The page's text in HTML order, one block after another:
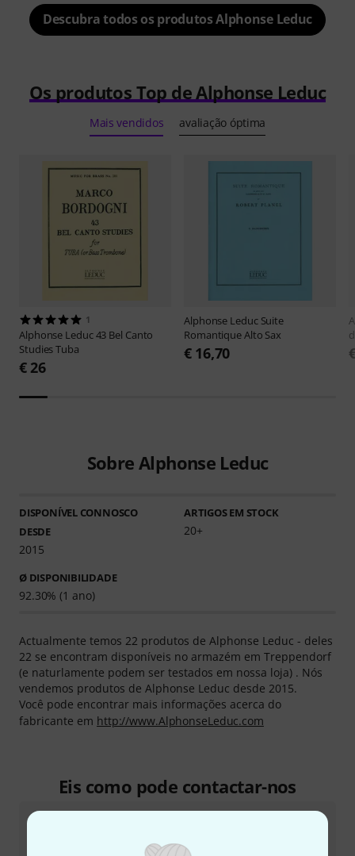
Descubra todos os produtos Alphonse Leduc
Os produtos Top de Alphonse Leduc
Mais vendidos avaliação óptima
1
Alphonse Leduc43 Bel Canto
Studies Tuba
€ 26
Alphonse Leduc Suite
Romantique Alto Sax
€ 16,70
Sobre Alphonse Leduc
DISPONÍVEL CONNOSCO
DESDE
2015
ARTIGOS EM STOCK
20+
Ø DISPONIBILIDADE
92.30% (1 ano)
Actualmente temos 22 produtos de Alphonse Leduc - deles
22 se encontram disponíveis no armazém em Treppendorf
(e naturlamente podem ser testados em nossa loja) . Nós
vendemos produtos de Alphonse Leduc desde 2015.
Você pode encontrar mais informações acerca do
fabricante em http://www.AlphonseLeduc.com
Eis como pode contactar-nos